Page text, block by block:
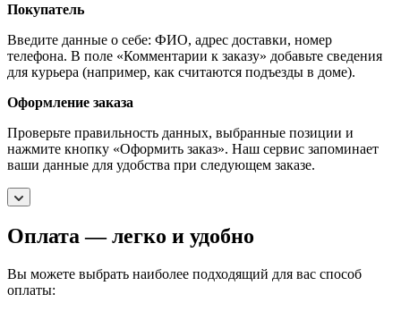
Покупатель
Введите данные о себе: ФИО, адрес доставки, номер
телефона. В поле «Комментарии к заказу» добавьте сведения
для курьера (например, как считаются подъезды в доме).
Оформление заказа
Проверьте правильность данных, выбранные позиции и
нажмите кнопку «Оформить заказ». Наш сервис запоминает
ваши данные для удобства при следующем заказе.
Оплата — легко и удобно
Вы можете выбрать наиболее подходящий для вас способ
оплаты: